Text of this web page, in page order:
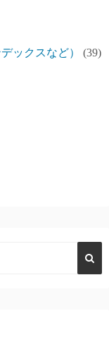
ックスなど） (39)